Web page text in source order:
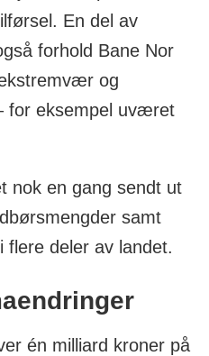
En del av
forhold Bane Nor
og
for eksempel uværet
nok en gang sendt ut
samt
flere deler av landet.
én milliard kroner på